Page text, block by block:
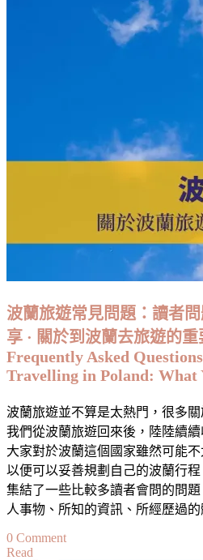
Ultimate
Frequently
What
You
題
以
的
驗
分
享
·
關
於
馬
爾
他
去
旅
遊
波蘭旅遊常見問題：讀者
享 · 關於到波蘭去旅遊的
Frequently Asked
Travelling in Poland: What
波蘭旅遊並不算是太熱門，很多
我們從波蘭旅遊回來後，陸陸續
大家對於波蘭這個國家雖然可能
以便可以妥善規劃自己的波蘭行
集結了一些比較多讀者會問的問
人事物、所知的資訊、所經歷過的
0 Commenton
Read